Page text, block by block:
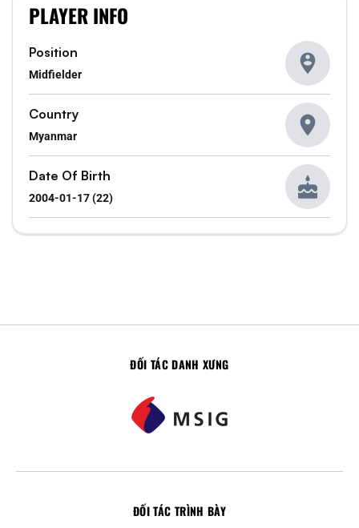
PLAYER INFO
Position
Midfielder
Country
Myanmar
Date Of Birth
2004-01-17 (22)
ĐỐI TÁC DANH XƯNG
ĐỐI TÁC TRÌNH BÀY